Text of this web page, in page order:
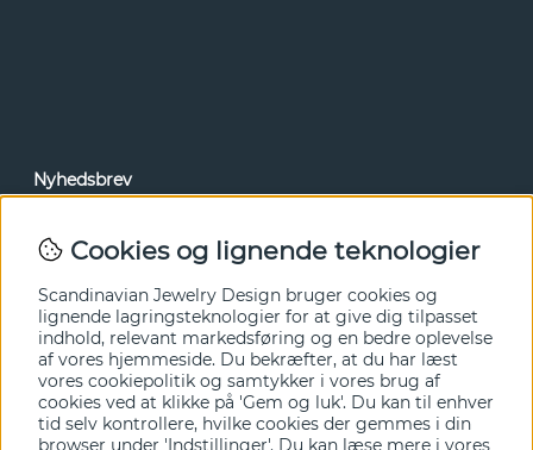
Nyhedsbrev
tilbud før alle andre. Tilmeld dig herunder.
Ja tak!
Cookies og lignende teknologier
Scandinavian Jewelry Design bruger cookies og
lignende lagringsteknologier for at give dig tilpasset
indhold, relevant markedsføring og en bedre oplevelse
af vores hjemmeside. Du bekræfter, at du har læst
vores cookiepolitik og samtykker i vores brug af
cookies ved at klikke på 'Gem og luk'. Du kan til enhver
tid selv kontrollere, hvilke cookies der gemmes i din
browser under 'Indstillinger'. Du kan læse mere i vores